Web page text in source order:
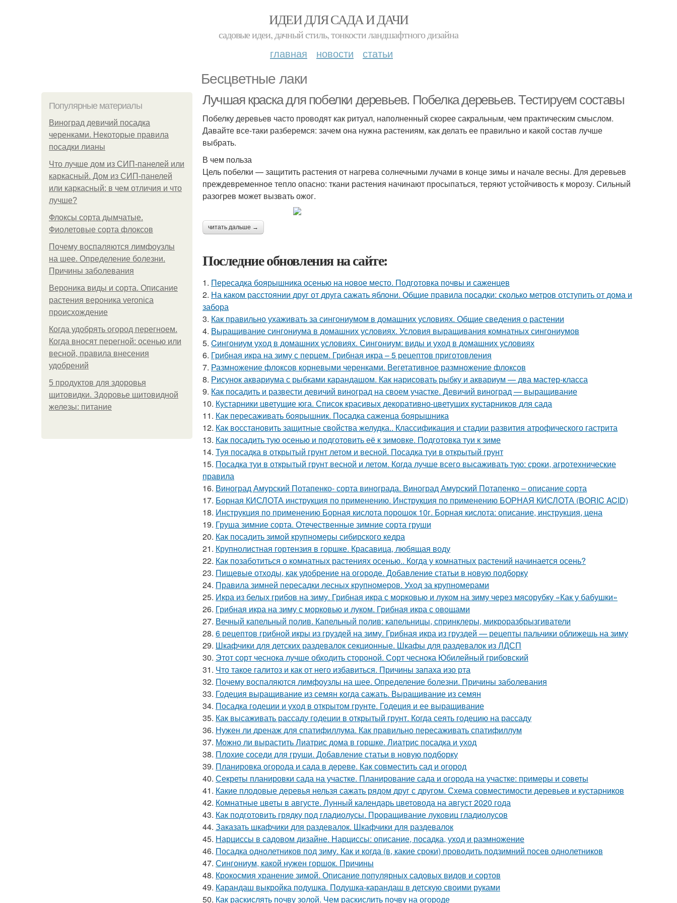
ИДЕИ ДЛЯ САДА И ДАЧИ
садовые идеи, дачный стиль, тонкости ландшафтного дизайна
главная новости статьи
Бесцветные лаки
Популярные материалы
Виноград девичий посадка
черенками. Некоторые правила
посадки лианы
Что лучше дом из СИП-панелей или
каркасный. Дом из СИП-панелей
или каркасный: в чем отличия и что
лучше?
Флоксы сорта дымчатые.
Фиолетовые сорта флоксов
Почему воспаляются лимфоузлы
на шее. Определение болезни.
Причины заболевания
Вероника виды и сорта. Описание
растения вероника veronica
происхождение
Когда удобрять огород перегноем.
Когда вносят перегной: осенью или
весной, правила внесения
удобрений
5 продуктов для здоровья
щитовидки. Здоровье щитовидной
железы: питание
Лучшая краска для побелки деревьев. Побелка деревьев. Тестируем составы
Побелку деревьев часто проводят как ритуал, наполненный скорее сакральным, чем практическим смыслом.
Давайте все-таки разберемся: зачем она нужна растениям, как делать ее правильно и какой состав лучше
выбрать.
В чем польза
Цель побелки — защитить растения от нагрева солнечными лучами в конце зимы и начале весны. Для деревьев
преждевременное тепло опасно: ткани растения начинают просыпаться, теряют устойчивость к морозу. Сильный
разогрев может вызвать ожог.
читать дальше →
Последние обновления на сайте:
1. Пересадка боярышника осенью на новое место. Подготовка почвы и саженцев
2. На каком расстоянии друг от друга сажать яблони. Общие правила посадки: сколько метров отступить от дома и
забора
3. Как правильно ухаживать за сингониумом в домашних условиях. Общие сведения о растении
4. Выращивание сингониума в домашних условиях. Условия выращивания комнатных сингониумов
5. Cингониум уход в домашних условиях. Сингониум: виды и уход в домашних условиях
6. Грибная икра на зиму с перцем. Грибная икра – 5 рецептов приготовления
7. Размножение флоксов корневыми черенками. Вегетативное размножение флоксов
8. Рисунок аквариума с рыбками карандашом. Как нарисовать рыбку и аквариум — два мастер-класса
9. Как посадить и развести девичий виноград на своем участке. Девичий виноград — выращивание
10. Кустарники цветущие юга. Список красивых декоративно-цветущих кустарников для сада
11. Как пересаживать боярышник. Посадка саженца боярышника
12. Как восстановить защитные свойства желудка.. Классификация и стадии развития атрофического гастрита
13. Как посадить тую осенью и подготовить её к зимовке. Подготовка туи к зиме
14. Туя посадка в открытый грунт летом и весной. Посадка туи в открытый грунт
15. Посадка туи в открытый грунт весной и летом. Когда лучше всего высаживать тую: сроки, агротехнические
правила
16. Виноград Амурский Потапенко- сорта винограда. Виноград Амурский Потапенко – описание сорта
17. Борная КИСЛОТА инструкция по применению. Инструкция по применению БОРНАЯ КИСЛОТА (BORIC ACID)
18. Инструкция по применению Борная кислота порошок 10г. Борная кислота: описание, инструкция, цена
19. Груша зимние сорта. Отечественные зимние сорта груши
20. Как посадить зимой крупномеры сибирского кедра
21. Крупнолистная гортензия в горшке. Красавица, любящая воду
22. Как позаботиться о комнатных растениях осенью.. Когда у комнатных растений начинается осень?
23. Пищевые отходы, как удобрение на огороде. Добавление статьи в новую подборку
24. Правила зимней пересадки лесных крупномеров. Уход за крупномерами
25. Икра из белых грибов на зиму. Грибная икра с морковью и луком на зиму через мясорубку «Как у бабушки»
26. Грибная икра на зиму с морковью и луком. Грибная икра с овощами
27. Вечный капельный полив. Капельный полив: капельницы, спринклеры, микроразбрызгиватели
28. 6 рецептов грибной икры из груздей на зиму. Грибная икра из груздей — рецепты пальчики оближешь на зиму
29. Шкафчики для детских раздевалок секционные. Шкафы для раздевалок из ЛДСП
30. Этот сорт чеснока лучше обходить стороной. Сорт чеснока Юбилейный грибовский
31. Что такое галитоз и как от него избавиться. Причины запаха изо рта
32. Почему воспаляются лимфоузлы на шее. Определение болезни. Причины заболевания
33. Годеция выращивание из семян когда сажать. Выращивание из семян
34. Посадка годеции и уход в открытом грунте. Годеция и ее выращивание
35. Как высаживать рассаду годеции в открытый грунт. Когда сеять годецию на рассаду
36. Нужен ли дренаж для спатифиллума. Как правильно пересаживать спатифиллум
37. Можно ли вырастить Лиатрис дома в горшке. Лиатрис посадка и уход
38. Плохие соседи для груши. Добавление статьи в новую подборку
39. Планировка огорода и сада в дереве. Как совместить сад и огород
40. Секреты планировки сада на участке. Планирование сада и огорода на участке: примеры и советы
41. Какие плодовые деревья нельзя сажать рядом друг с другом. Схема совместимости деревьев и кустарников
42. Комнатные цветы в августе. Лунный календарь цветовода на август 2020 года
43. Как подготовить грядку под гладиолусы. Проращивание луковиц гладиолусов
44. Заказать шкафчики для раздевалок. Шкафчики для раздевалок
45. Нарциссы в садовом дизайне. Нарциссы: описание, посадка, уход и размножение
46. Посадка однолетников под зиму. Как и когда (в, какие сроки) проводить подзимний посев однолетников
47. Сингониум, какой нужен горшок. Причины
48. Крокосмия хранение зимой. Описание популярных садовых видов и сортов
49. Карандаш выкройка подушка. Подушка-карандаш в детскую своими руками
50. Как раскислять почву золой. Чем раскислить почву на огороде